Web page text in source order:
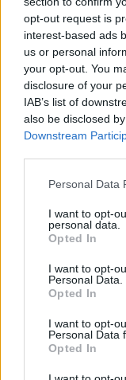
opt-out request is
interest-based ads
us or personal
your opt-out. You
disclosure of your
IAB’s list of
also be disclosed
Downstream
Personal Data
I want to opt-
personal data.
Opted In
I want to opt-
Personal Data.
Opted In
I want to opt-
Personal Data
Opted In
30/09/2010
Risparmi
all'amore di
25/07/2010
Irpef, Ici e
stangata
30/05/2010
I gatti
11/04/2010